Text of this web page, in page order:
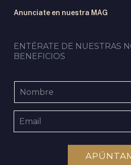
Anunciate en nuestra MAG
ENTÉRATE DE NUESTRAS
BENEFICIOS